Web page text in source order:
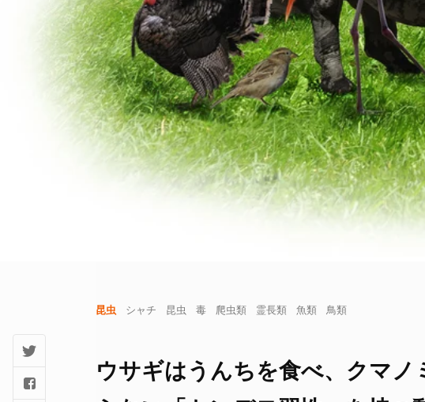
昆虫 シャチ 昆虫 毒 爬虫類 霊長類 魚類 鳥類
ウサギはうんちを食べ、クマ